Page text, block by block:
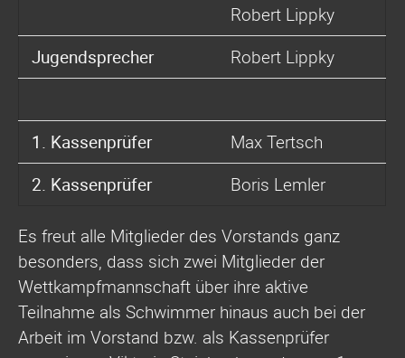
Robert Lippky
Jugendsprecher
Robert Lippky
1. Kassenprüfer
Max Tertsch
2. Kassenprüfer
Boris Lemler
Es freut alle Mitglieder des Vorstands ganz
besonders, dass sich zwei Mitglieder der
Wettkampfmannschaft über ihre aktive
Teilnahme als Schwimmer hinaus auch bei der
Arbeit im Vorstand bzw. als Kassenprüfer